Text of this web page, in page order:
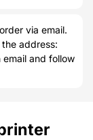
via email.
address:
and follow